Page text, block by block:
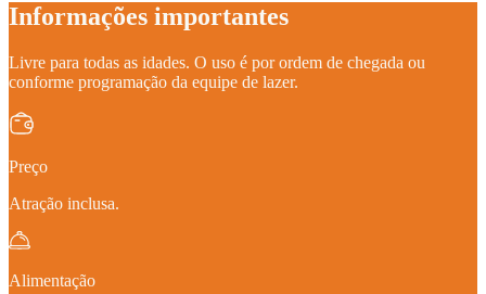
Informações importantes
Livre para todas as idades. O uso é por ordem de chegada ou
conforme programação da equipe de lazer.
Preço
Atração inclusa.
Alimentação